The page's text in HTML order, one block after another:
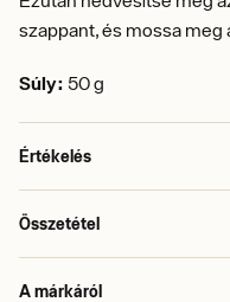
szappant, és mossa meg
Súly: 50 g
Értékelés
Összetétel
A márkáról